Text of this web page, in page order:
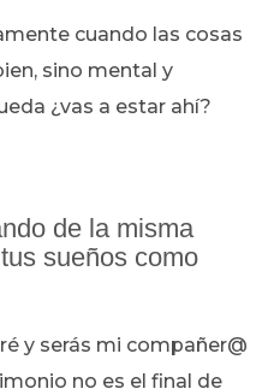
cuando las cosas
sino mental y
¿vas a estar ahí?
de la misma
sueños como
y serás mi compañer@
no es el final de